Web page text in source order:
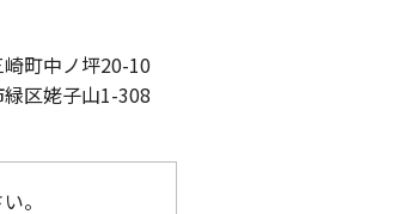
中ノ坪20-10
区姥子山1-308
。